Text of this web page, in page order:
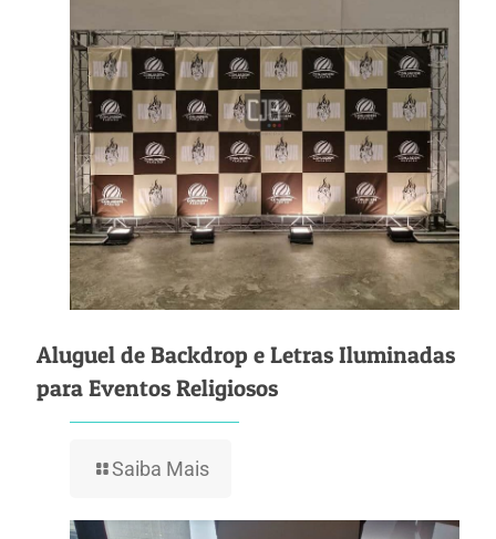
Aluguel de Backdrop e Letras Iluminadas
para Eventos Religiosos
Saiba Mais